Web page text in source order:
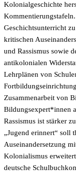
Kolonialgeschichte
Geschichtsunterricht
kritischen
und Rassismus sowie
antikolonialen
Lehrplänen von
Zusammenarbeit von
Bildungsexpert*innen
Rassismus ist stärker
„Jugend erinnert“ soll
Auseinandersetzung
Kolonialismus
deutsche